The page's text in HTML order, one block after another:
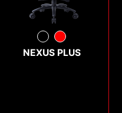
NEXUS PLUS